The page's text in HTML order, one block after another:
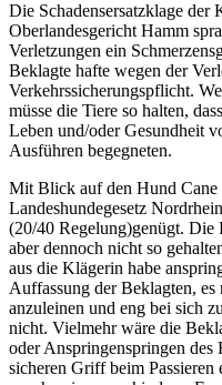
Die Schadensersatzklage
Oberlandesgericht Hamm
Verletzungen ein
Beklagte hafte wegen der
Verkehrssicherungspflicht.
müsse die Tiere so halten,
Leben und/oder Gesundheit
Ausführen begegneten.
Mit Blick auf den Hund Cane
Landeshundegesetz
(20/40 Regelung)genügt. Die
aber dennoch nicht so
aus die Klägerin habe
Auffassung der Beklagten, es
anzuleinen und eng bei sich
nicht. Vielmehr wäre die
oder Anspringenspringen des
sicheren Griff beim Passieren